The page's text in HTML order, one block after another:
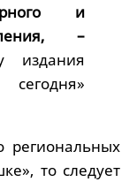
и
–
издания
региональных
то следует